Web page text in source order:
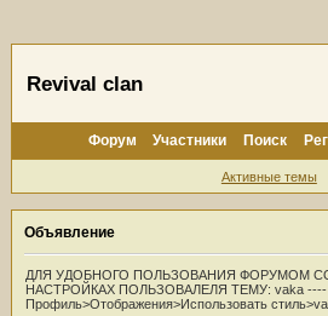
Revival clan
Форум Участники Поиск
Активные темы
Объявление
ДЛЯ УДОБНОГО ПОЛЬЗОВАНИЯ ФОРУМОМ
НАСТРОЙКАХ ПОЛЬЗОВАЛЕЛЯ ТЕМУ: vaka ----
Профиль>Отображения>Использовать